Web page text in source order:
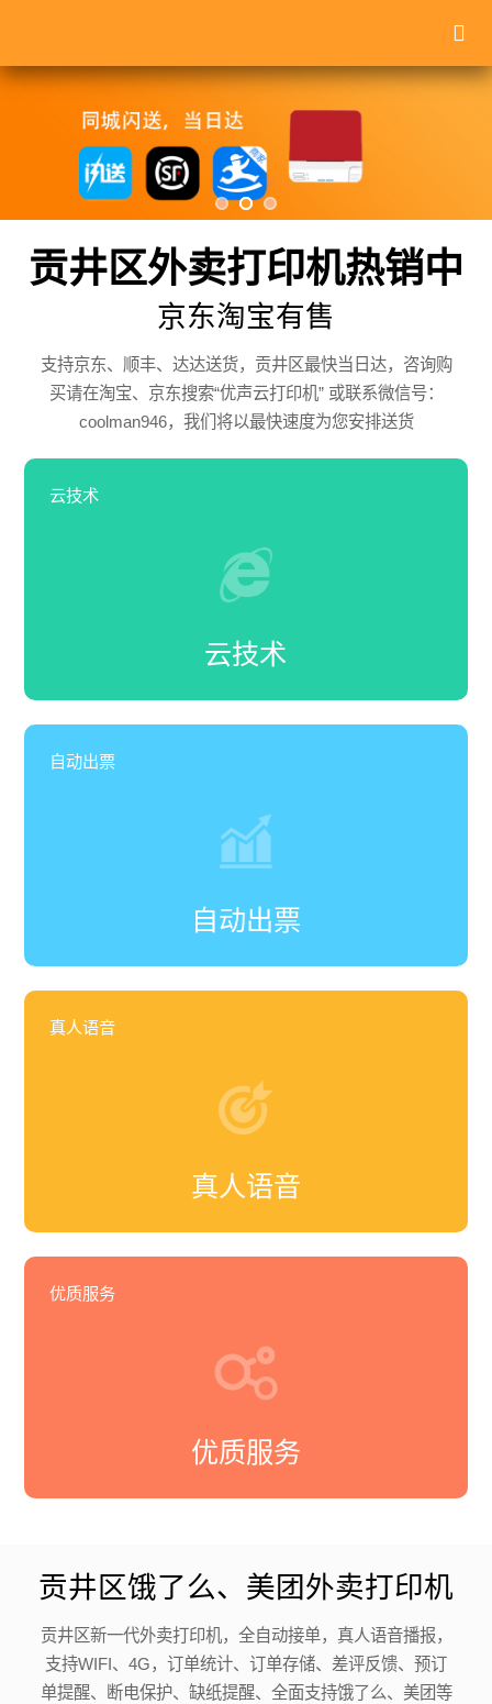
贡井区外卖打印机热销中
京东淘宝有售
支持京东、顺丰、达达送货，贡井区最快当日达，咨询购
买请在淘宝、京东搜索“优声云打印机” 或联系微信号：
coolman946，我们将以最快速度为您安排送货
云技术
云技术
自动出票
自动出票
真人语音
真人语音
优质服务
优质服务
贡井区饿了么、美团外卖打印机
贡井区新一代外卖打印机，全自动接单，真人语音播报，
支持WIFI、4G，订单统计、订单存储、差评反馈、预订
单提醒、断电保护、缺纸提醒、全面支持饿了么、美团等